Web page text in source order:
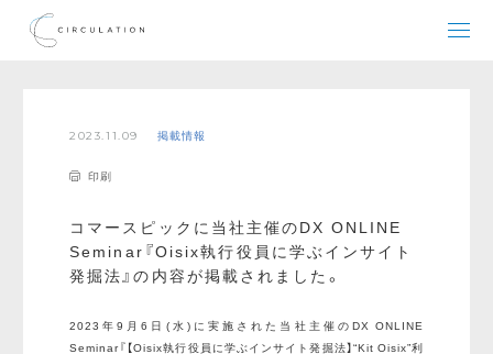
2023.11.09 掲載情報
印刷
コマースピックに当社主催のDX ONLINE
Seminar『Oisix執行役員に学ぶインサイト
発掘法』の内容が掲載されました。
2023年9月6日(水)に実施された当社主催のDX ONLINE
Seminar『【Oisix執行役員に学ぶインサイト発掘法】“Kit Oisix”利